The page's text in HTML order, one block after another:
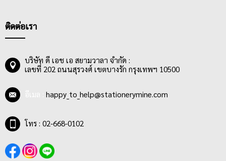
ไม้บรรทัดพลาสติก 12 นิ้ว,ไม้บรรทัดพลาสติก 18 นิ้ว, ไม้บรรทัด
1. สามารถตีเส้นและวัดขนาดได้อย่างเที่ยงตรง
2. มีสเกลระบุอย่างชัดเจน ทั้งสองแบบ ทั้งมิลลิเมตร เซนติเมตร และ
3. วัสดุมีความแข็งแรง ทนทาน ไม่หักง่าย
4. มีตัวเลขและมาตราส่วนที่ถูกต้อง ชัดเจน และอ่านง่าย
5. สามารถใช้ขีดเส้น โดยลักษณะเส้นที่ขีดนั้น เสมอกันอย่างเที่ยงตรง
ตลอดทั้งเส้น
ติดต่อเรา
บริษัท ดี เอช เอ สยามวาลา จำกัด :
เลขที่ 202 ถนนสุรวงศ์ เขตบางรัก กรุงเทพฯ 10500
happy_to_help@stationerymine.com
โทร : 02-668-0102